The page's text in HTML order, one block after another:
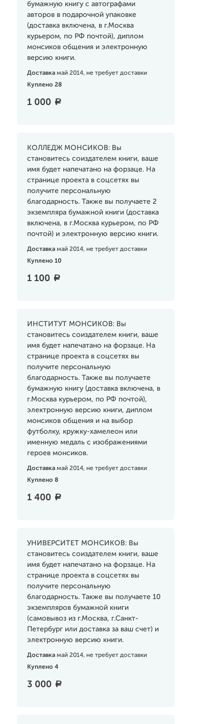
бумажную книгу с автографами
авторов в подарочной упаковке
(доставка включена, в г.Москва
курьером, по РФ почтой), диплом
монсиков общения и электронную
версию книги.
Доставка май 2014, не требует доставки
Куплено 28
1 000 a
КОЛЛЕДЖ МОНСИКОВ: Вы
становитесь соиздателем книги, ваше
имя будет напечатано на форзаце. На
странице проекта в соцсетях вы
получите персональную
благодарность. Также вы получаете 2
экземпляра бумажной книги (доставка
включена, в г.Москва курьером, по РФ
почтой) и электронную версию книги.
Доставка май 2014, не требует доставки
Куплено 10
1 100 a
ИНСТИТУТ МОНСИКОВ: Вы
становитесь соиздателем книги, ваше
имя будет напечатано на форзаце. На
странице проекта в соцсетях вы
получите персональную
благодарность. Также вы получаете
бумажную книгу (доставка включена, в
г.Москва курьером, по РФ почтой),
электронную версию книги, диплом
монсиков общения и на выбор
футболку, кружку-хамелеон или
именную медаль с изображениями
героев монсиков.
Доставка май 2014, не требует доставки
Куплено 8
1 400 a
УНИВЕРСИТЕТ МОНСИКОВ: Вы
становитесь соиздателем книги, ваше
имя будет напечатано на форзаце. На
странице проекта в соцсетях вы
получите персональную
благодарность. Также вы получаете 10
экземпляров бумажной книги
(самовывоз из г.Москва, г.Санкт-
Петербург или доставка за ваш счет) и
электронную версию книги.
Доставка май 2014, не требует доставки
Куплено 4
3 000 a